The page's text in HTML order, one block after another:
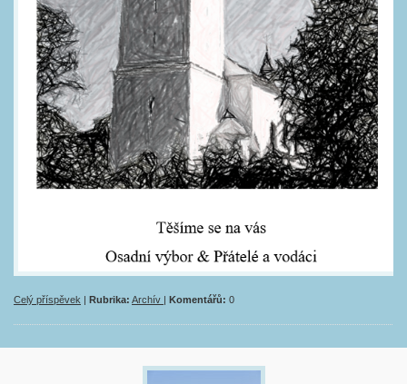
Celý příspěvek | Rubrika: Archív | Komentářů: 0